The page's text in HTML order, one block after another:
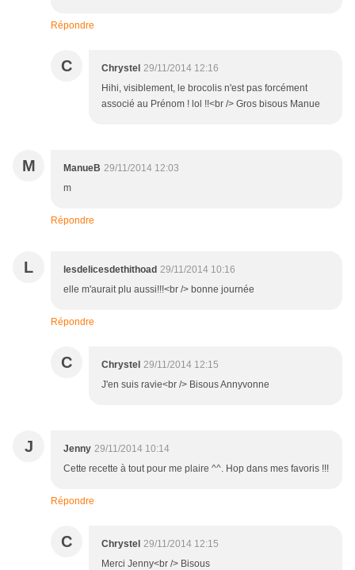
Répondre
C Chrystel 29/11/2014 12:16
Hihi, visiblement, le brocolis n'est pas forcément
associé au Prénom ! lol !!<br /> Gros bisous Manue
M ManueB 29/11/2014 12:03
m
Répondre
L lesdelicesdethithoad 29/11/2014 10:16
elle m'aurait plu aussi!!!<br /> bonne journée
Répondre
C Chrystel 29/11/2014 12:15
J'en suis ravie<br /> Bisous Annyvonne
J Jenny 29/11/2014 10:14
Cette recette à tout pour me plaire ^^. Hop dans mes favoris !!!
Répondre
C Chrystel 29/11/2014 12:15
Merci Jenny<br /> Bisous